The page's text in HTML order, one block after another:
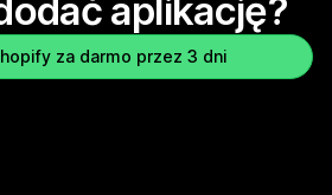
aplikację?
za darmo przez 3 dni